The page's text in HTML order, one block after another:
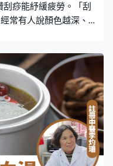
刮痧能紓緩疲勞。「刮
常有人說顏色越深、
，顏色深不代表排毒
告中指出，刮痧是以中
器具和介質（如刮痧
動及摩擦。透過不同
開，並導致皮膚出現
痧」變化。 中醫理論
成，「痧」是一種病
氣排出體外，並達到